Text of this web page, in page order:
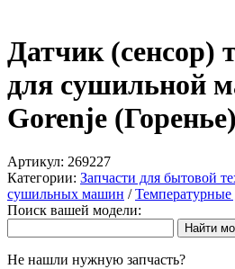
Датчик (сенсор)
для сушильной
Gorenje
Артикул: 269227
Категории: Запчасти для бытовой
сушильных машин /Температурные
Поиск вашей модели:
Не нашли нужную запчасть?